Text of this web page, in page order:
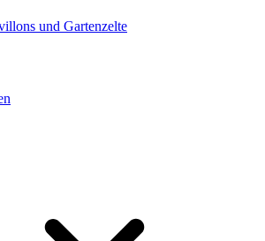
und Gartenzelte